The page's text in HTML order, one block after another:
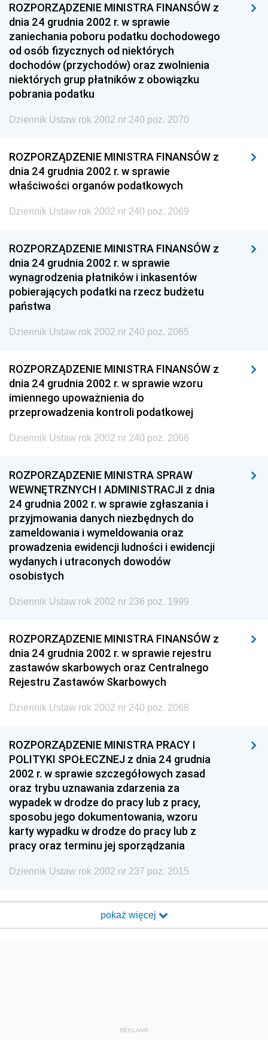
ROZPORZĄDZENIE MINISTRA FINANSÓW z
dnia 24 grudnia 2002 r. w sprawie
zaniechania poboru podatku dochodowego
od osób fizycznych od niektórych
dochodów (przychodów) oraz zwolnienia
niektórych grup płatników z obowiązku
pobrania podatku
Dziennik Ustaw rok 2002 nr 240 poz. 2070
ROZPORZĄDZENIE MINISTRA FINANSÓW z
dnia 24 grudnia 2002 r. w sprawie
właściwości organów podatkowych
Dziennik Ustaw rok 2002 nr 240 poz. 2069
ROZPORZĄDZENIE MINISTRA FINANSÓW z
dnia 24 grudnia 2002 r. w sprawie
wynagrodzenia płatników i inkasentów
pobierających podatki na rzecz budżetu
państwa
Dziennik Ustaw rok 2002 nr 240 poz. 2065
ROZPORZĄDZENIE MINISTRA FINANSÓW z
dnia 24 grudnia 2002 r. w sprawie wzoru
imiennego upoważnienia do
przeprowadzenia kontroli podatkowej
Dziennik Ustaw rok 2002 nr 240 poz. 2066
ROZPORZĄDZENIE MINISTRA SPRAW
WEWNĘTRZNYCH I ADMINISTRACJI z dnia
24 grudnia 2002 r. w sprawie zgłaszania i
przyjmowania danych niezbędnych do
zameldowania i wymeldowania oraz
prowadzenia ewidencji ludności i ewidencji
wydanych i utraconych dowodów
osobistych
Dziennik Ustaw rok 2002 nr 236 poz. 1999
ROZPORZĄDZENIE MINISTRA FINANSÓW z
dnia 24 grudnia 2002 r. w sprawie rejestru
zastawów skarbowych oraz Centralnego
Rejestru Zastawów Skarbowych
Dziennik Ustaw rok 2002 nr 240 poz. 2068
ROZPORZĄDZENIE MINISTRA PRACY I
POLITYKI SPOŁECZNEJ z dnia 24 grudnia
2002 r. w sprawie szczegółowych zasad
oraz trybu uznawania zdarzenia za
wypadek w drodze do pracy lub z pracy,
sposobu jego dokumentowania, wzoru
karty wypadku w drodze do pracy lub z
pracy oraz terminu jej sporządzania
Dziennik Ustaw rok 2002 nr 237 poz. 2015
pokaż więcej
REKLAMA